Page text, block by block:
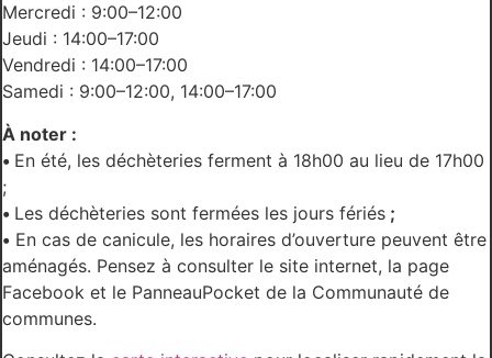
Mercredi : 9:00–12:00
Jeudi : 14:00–17:00
Vendredi : 14:00–17:00
Samedi : 9:00–12:00, 14:00–17:00
À noter :
• En été, les déchèteries ferment à 18h00 au lieu de 17h00
;
• Les déchèteries sont fermées les jours fériés ;
• En cas de canicule, les horaires d’ouverture peuvent être
aménagés. Pensez à consulter le site internet, la page
Facebook et le PanneauPocket de la Communauté de
communes.